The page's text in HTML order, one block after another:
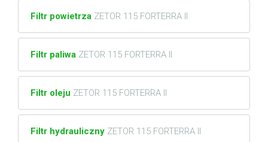
Filtr powietrza ZETOR 115 FORTERRA II
Filtr paliwa ZETOR 115 FORTERRA II
Filtr oleju ZETOR 115 FORTERRA II
Filtr hydrauliczny ZETOR 115 FORTERRA II